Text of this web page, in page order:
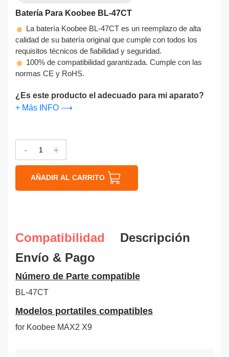
Batería Para Koobee BL-47CT
La batería Koobee BL-47CT es un reemplazo de alta
calidad de su batería original que cumple con todos los
requisitos técnicos de fiabilidad y seguridad.
100% de compatibilidad garantizada. Cumple con las
normas CE y RoHS.
¿Es este producto el adecuado para mi aparato?
+ Más INFO ⟶
- +
AÑADIR AL CARRITO
Compatibilidad
Descripción
Envío & Pago
Número de Parte compatible
BL-47CT
Modelos portatiles compatibles
for Koobee MAX2 X9